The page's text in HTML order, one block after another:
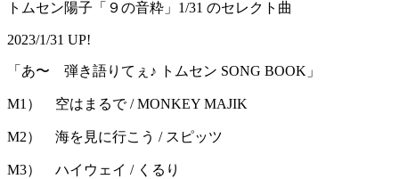
トムセン陽子「９の音粋」1/31 のセレクト曲
2023/1/31 UP!
「あ〜 弾き語りてぇ♪ トムセン SONG BOOK」
M1） 空はまるで / MONKEY MAJIK
M2） 海を見に行こう / スピッツ
M3） ハイウェイ / くるり